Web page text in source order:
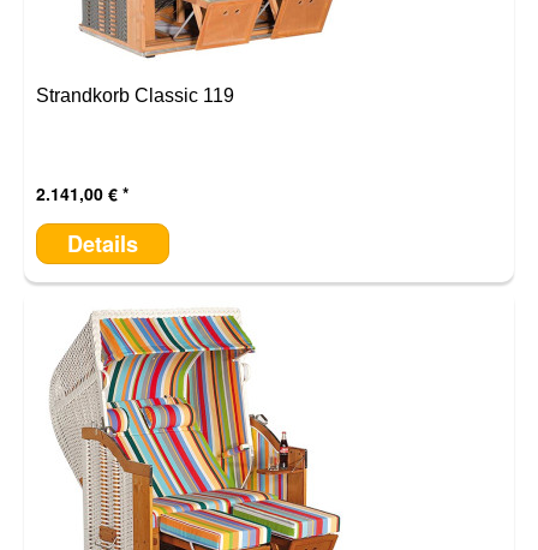
Strandkorb Classic 119
2.141,00 €
Details